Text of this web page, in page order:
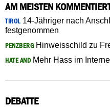
AM MEISTEN
TIROL14-Jähriger nach
festgenommen
PENZBERGHinweisschild zu
HATE ANDMehr Hass im
DEBATTE